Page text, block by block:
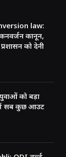
law:
कानून,
को देनी
को बड़ा
में सब कुछ आउट